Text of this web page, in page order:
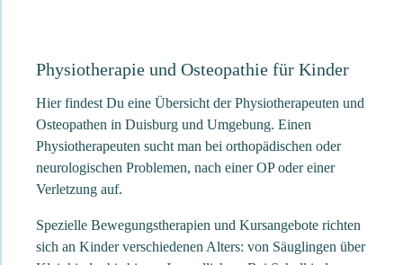
Physiotherapie und Osteopathie für Kinder
Hier findest Du eine Übersicht der Physiotherapeuten und
Osteopathen in Duisburg und Umgebung. Einen
Physiotherapeuten sucht man bei orthopädischen oder
neurologischen Problemen, nach einer OP oder einer
Verletzung auf.
Spezielle Bewegungstherapien und Kursangebote richten
sich an Kinder verschiedenen Alters: von Säuglingen über